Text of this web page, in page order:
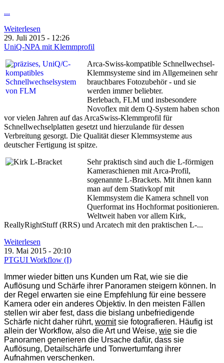
...
Weiterlesen
29. Juli 2015 - 12:26
UniQ-NPA mit Klemmprofil
Arca-Swiss-kompatible Schnellwechsel-
Klemmsysteme sind im Allgemeinen sehr
brauchbares Fotozubehör - und sie
werden immer beliebter.
Berlebach, FLM und insbesondere
Novoflex mit dem Q-System haben schon
vor vielen Jahren auf das ArcaSwiss-Klemmprofil für
Schnellwechselplatten gesetzt und hierzulande für dessen
Verbreitung gesorgt. Die Qualität dieser Klemmsysteme aus
deutscher Fertigung ist spitze.
Sehr praktisch sind auch die L-förmigen
Kameraschienen mit Arca-Profil,
sogenannte L-Brackets. Mit ihnen kann
man auf dem Stativkopf mit
Klemmsystem die Kamera schnell von
Querformat ins Hochformat positionieren.
Weltweit haben vor allem Kirk,
ReallyRightStuff (RRS) und Arcatech mit den praktischen L-...
Weiterlesen
19. Mai 2015 - 20:10
PTGUI Workflow (I)
Immer wieder bitten uns Kunden um Rat, wie sie die
Auflösung und Schärfe ihrer Panoramen steigern können. In
der Regel erwarten sie eine Empfehlung für eine bessere
Kamera oder ein anderes Objektiv. In den meisten Fällen
stellen wir aber fest, dass die bislang unbefriedigende
Schärfe nicht daher rührt, womitsie fotografieren. Häufig ist
allein der Workflow, also die Art und Weise, wie sie die
Panoramen generieren die Ursache dafür, dass sie
Auflösung, Detailschärfe und Tonwertumfang ihrer
Aufnahmen verschenken.